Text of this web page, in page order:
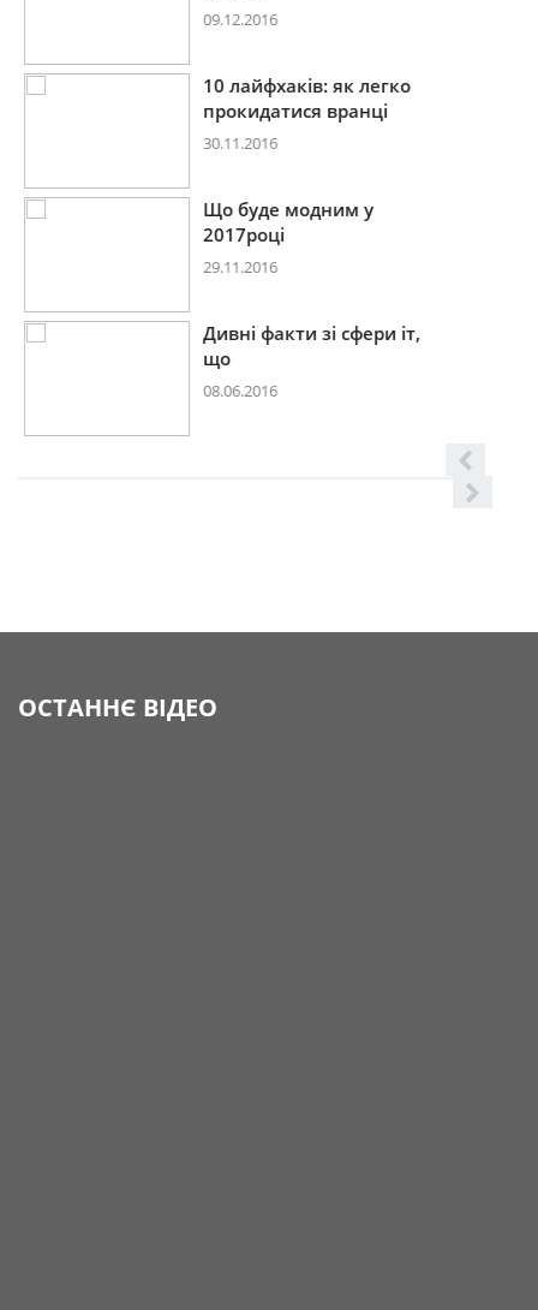
09.12.2016
10 лайфхаків: як легко
прокидатися вранці
30.11.2016
Що буде модним у
2017році
29.11.2016
Дивні факти зі сфери іт,
що
08.06.2016
ОСТАННЄ ВІДЕО